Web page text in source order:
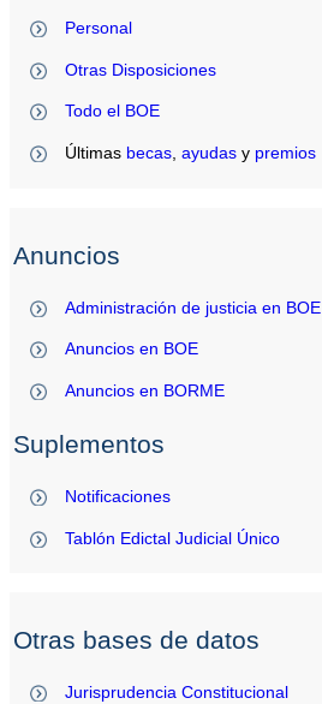
Personal
Otras Disposiciones
Todo el BOE
Últimas becas ,ayudas y premios
Anuncios
Administración de justicia en BOE
Anuncios en BOE
Anuncios en BORME
Suplementos
Notificaciones
Tablón Edictal Judicial Único
Otras bases de datos
Jurisprudencia Constitucional